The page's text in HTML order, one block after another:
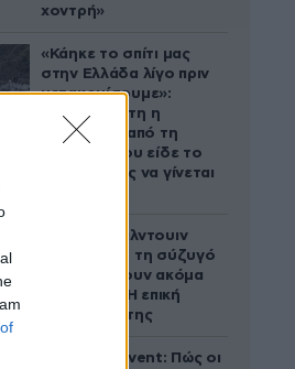
χοντρή»
«Κάηκε το σπίτι μας
στην Ελλάδα λίγο πριν
μετακομίσουμε»:
Απαρηγόρητη η
οικογένεια από τη
Βρετανία που είδε το
όνειρο ζωής να γίνεται
Ο Άλεκ Μπάλντουιν
ζήτησε από τη σύζυγό
του να κάνουν ακόμα
ένα παιδί – Η επική
αντίδρασή της
Παλάτι Marivent: Πώς οι